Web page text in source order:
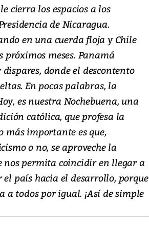
cierra los espacios a los
de Nicaragua.
en una cuerda floja y Chile
meses. Panamá
donde el descontento
En pocas palabras, la
es nuestra Nochebuena, una
católica, que profesa la
más importante es que,
o no, se aproveche la
permita coincidir en llegar a
país hacia el desarrollo, porque
a todos por igual. ¡Así de simple